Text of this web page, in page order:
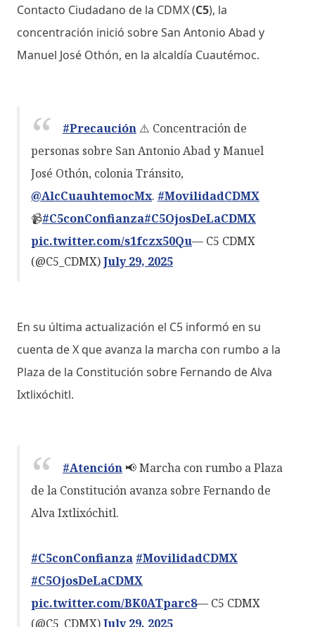
Contacto Ciudadano de la CDMX (C5), la
concentración inició sobre San Antonio Abad y
Manuel José Othón, en la alcaldía Cuautémoc.
#Precaución ⚠️ Concentración de
personas sobre San Antonio Abad y Manuel
José Othón, colonia Tránsito,
@AlcCuauhtemocMx. #MovilidadCDMX
📹#C5conConfianza#C5OjosDeLaCDMX
pic.twitter.com/s1fczx50Qu— C5 CDMX
(@C5_CDMX)July 29, 2025
En su última actualización el C5 informó en su
cuenta de X que avanza la marcha con rumbo a la
Plaza de la Constitución sobre Fernando de Alva
Ixtlixóchitl.
#Atención 📢 Marcha con rumbo a Plaza
de la Constitución avanza sobre Fernando de
Alva Ixtlixóchitl.
#C5conConfianza #MovilidadCDMX
#C5OjosDeLaCDMX
pic.twitter.com/BK0ATparc8— C5 CDMX
(@C5_CDMX)July 29, 2025